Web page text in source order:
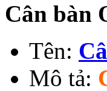
Cân bàn
Tên:
Mô tả: